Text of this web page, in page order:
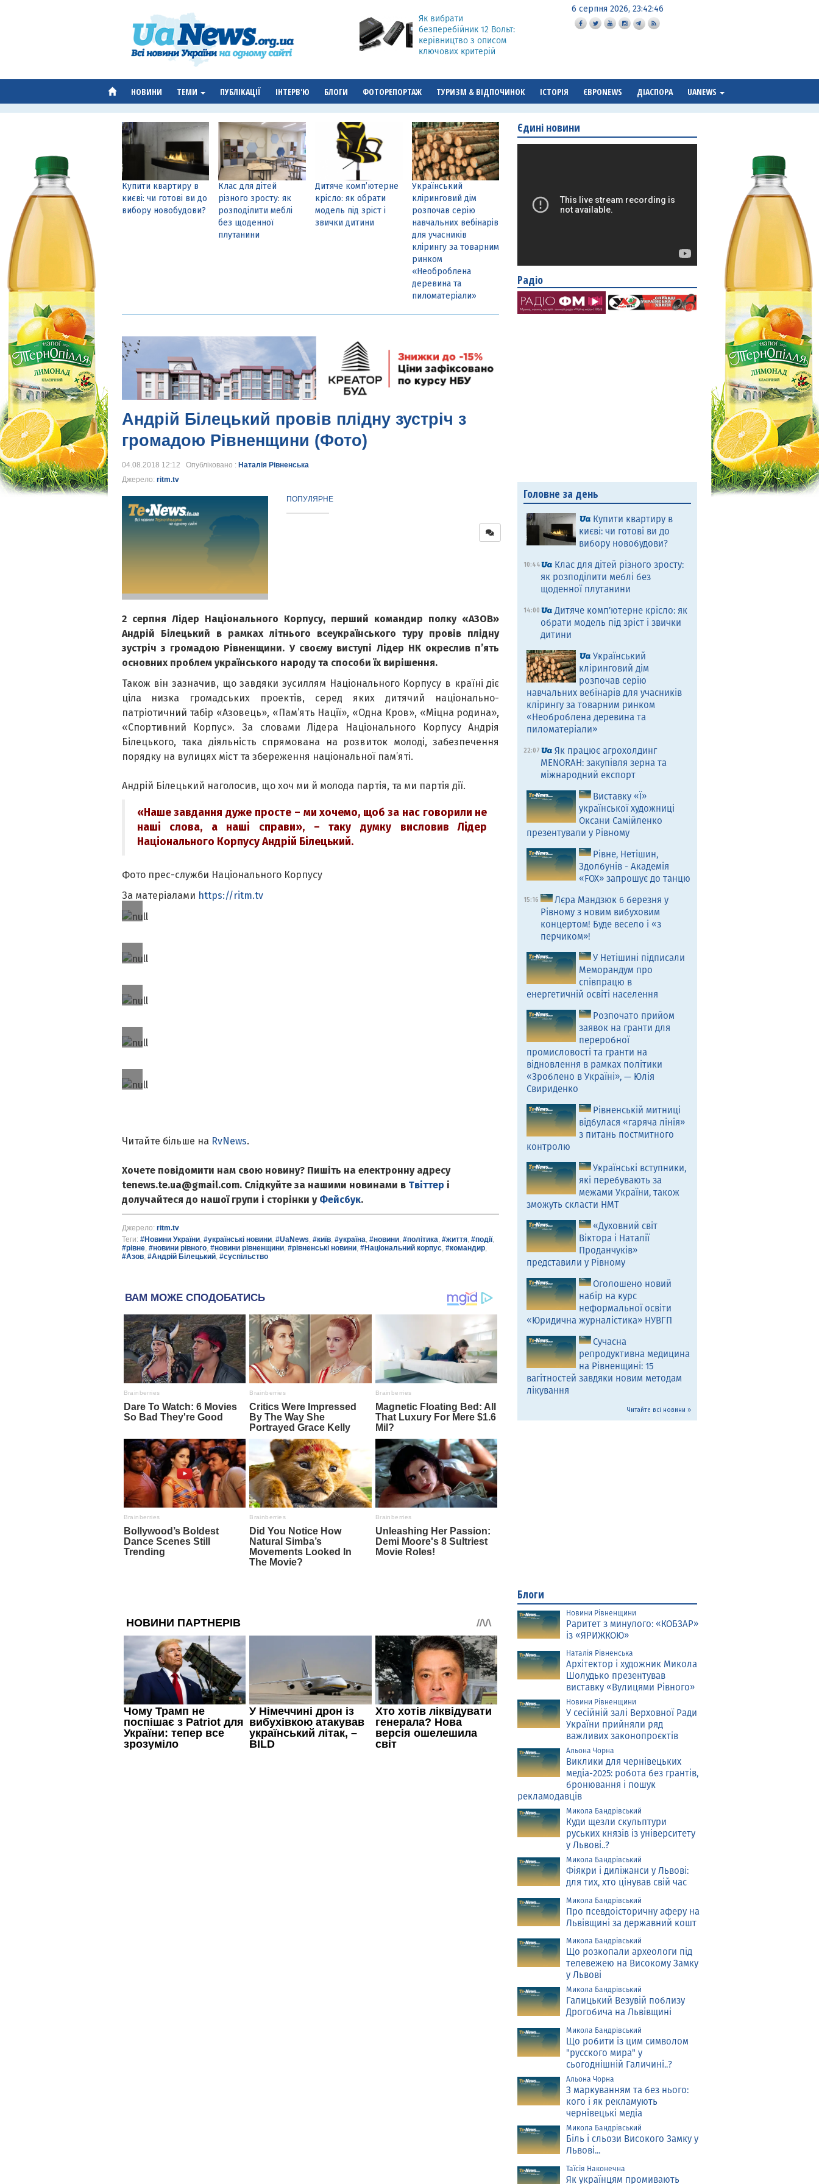
Як вибрати
безперебійник 12 Вольт:
керівництво з описом
ключових критерій
6 серпня 2026, 23:42:47
НОВИНИ ТЕМИ ПУБЛІКАЦІЇ ІНТЕРВ'Ю БЛОГИ ФОТОРЕПОРТАЖ ТУРИЗМ & ВІДПОЧИНОК ІСТОРІЯ ЄВРОNEWS ДІАСПОРА UANEWS
Купити квартиру в
києві: чи готові ви до
вибору новобудови?
Клас для дітей
різного зросту: як
розподілити меблі
без щоденної
плутанини
Дитяче комп’ютерне
крісло: як обрати
модель під зріст і
звички дитини
Український
кліринговий дім
розпочав серію
навчальних вебінарів
для учасників
клірингу за товарним
ринком
«Необроблена
деревина та
пиломатеріали»
Андрій Білецький провів плідну зустріч з
громадою Рівненщини (Фото)
04.08.2018 12:12 Опубліковано : Наталія Рівненська
Джерело: ritm.tv
ПОПУЛЯРНЕ
2 серпня Лідер Національного Корпусу, перший командир полку «АЗОВ»
Андрій Білецький в рамках літнього всеукраїнського туру провів плідну
зустріч з громадою Рівненщини. У своєму виступі Лідер НК окреслив п’ять
основних проблем українського народу та способи їх вирішення.
Також він зазначив, що завдяки зусиллям Національного Корпусу в країні діє
ціла низка громадських проектів, серед яких дитячий національно-
патріотичний табір «Азовець», «Пам’ять Нації», «Одна Кров», «Міцна родина»,
«Спортивний Корпус». За словами Лідера Національного Корпусу Андрія
Білецького, така діяльність спрямована на розвиток молоді, забезпечення
порядку на вулицях міст та збереження національної пам’яті.
Андрій Білецький наголосив, що хоч ми й молода партія, та ми партія дії.
«Наше завдання дуже просте – ми хочемо, щоб за нас говорили не
наші слова, а наші справи», – таку думку висловив Лідер
Національного Корпусу Андрій Білецький.
Фото прес-служби Національного Корпусу
За матеріалами https://ritm.tv
Читайте більше на RvNews.
Хочете повідомити нам свою новину? Пишіть на електронну адресу
tenews.te.ua@gmail.com. Слідкуйте за нашими новинами в Твіттер і
долучайтеся до нашої групи і сторінки у Фейсбук.
Джерело: ritm.tv
Теги: #Новини України, #українські новини, #UaNews, #київ, #україна, #новини, #політика, #життя, #події,
#рівне, #новини рівного, #новини рівненщини, #рівненські новини, #Національний корпус, #командир,
#Азов, #Андрій Білецький, #суспільство
Єдині новини
Радіо
Головне за день
Купити квартиру в
києві: чи готові ви до
вибору новобудови?
10:44
Клас для дітей різного зросту:
як розподілити меблі без
щоденної плутанини
14:00
Дитяче комп’ютерне крісло: як
обрати модель під зріст і звички
дитини
Український
кліринговий дім
розпочав серію
навчальних вебінарів для учасників
клірингу за товарним ринком
«Необроблена деревина та
пиломатеріали»
22:07
Як працює агрохолдинг
MENORAH: закупівля зерна та
міжнародний експорт
Виставку «Ї»
української художниці
Оксани Самійленко
презентували у Рівному
Рівне, Нетішин,
Здолбунів - Академія
«FOX» запрошує до танцю
15:16
Лєра Мандзюк 6 березня у
Рівному з новим вибуховим
концертом! Буде весело і «з
перчиком»!
У Нетішині підписали
Меморандум про
співпрацю в
енергетичній освіті населення
Розпочато прийом
заявок на гранти для
переробної
промисловості та гранти на
відновлення в рамках політики
«Зроблено в Україні», — Юлія
Свириденко
Рівненській митниці
відбулася «гаряча лінія»
з питань постмитного
контролю
Українські вступники,
які перебувають за
межами України, також
зможуть скласти НМТ
«Духовний світ
Віктора і Наталії
Проданчуків»
представили у Рівному
Оголошено новий
набір на курс
неформальної освіти
«Юридична журналістика» НУВГП
Сучасна
репродуктивна медицина
на Рівненщині: 15
вагітностей завдяки новим методам
лікування
Читайте всі новини »
Блоги
Новини Рівненщини
Раритет з минулого: «КОБЗАР»
із «ЯРИЖКОЮ»
Наталія Рівненська
Архітектор і художник Микола
Шолудько презентував
виставку «Вулицями Рівного»
Новини Рівненщини
У сесійній залі Верховної Ради
України прийняли ряд
важливих законопроєктів
Альона Чорна
Виклики для чернівецьких
медіа-2025: робота без грантів,
бронювання і пошук
рекламодавців
Микола Бандрівський
Куди щезли скульптури
руських князів із університету
у Львові..?
Микола Бандрівський
Фіякри і диліжанси у Львові:
для тих, хто цінував свій час
Микола Бандрівський
Про псевдоісторичну аферу на
Львівщині за державний кошт
Микола Бандрівський
Що розкопали археологи під
телевежею на Високому Замку
у Львові
Микола Бандрівський
Галицький Везувій поблизу
Дрогобича на Львівщині
Микола Бандрівський
Що робити із цим символом
"русского мира" у
сьогоднішній Галичині..?
Альона Чорна
З маркуванням та без нього:
кого і як рекламують
чернівецькі медіа
Микола Бандрівський
Біль і сльози Високого Замку у
Львові...
Таїсія Наконечна
Як українцям промивають